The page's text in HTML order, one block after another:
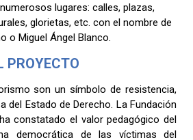
lugares: calles, plazas,
glorietas, etc. con el nombre de
o Miguel Ángel Blanco.
PROYECTO
son un símbolo de resistencia,
del Estado de Derecho. La Fundación
constatado el valor pedagógico del
democrática de las víctimas del